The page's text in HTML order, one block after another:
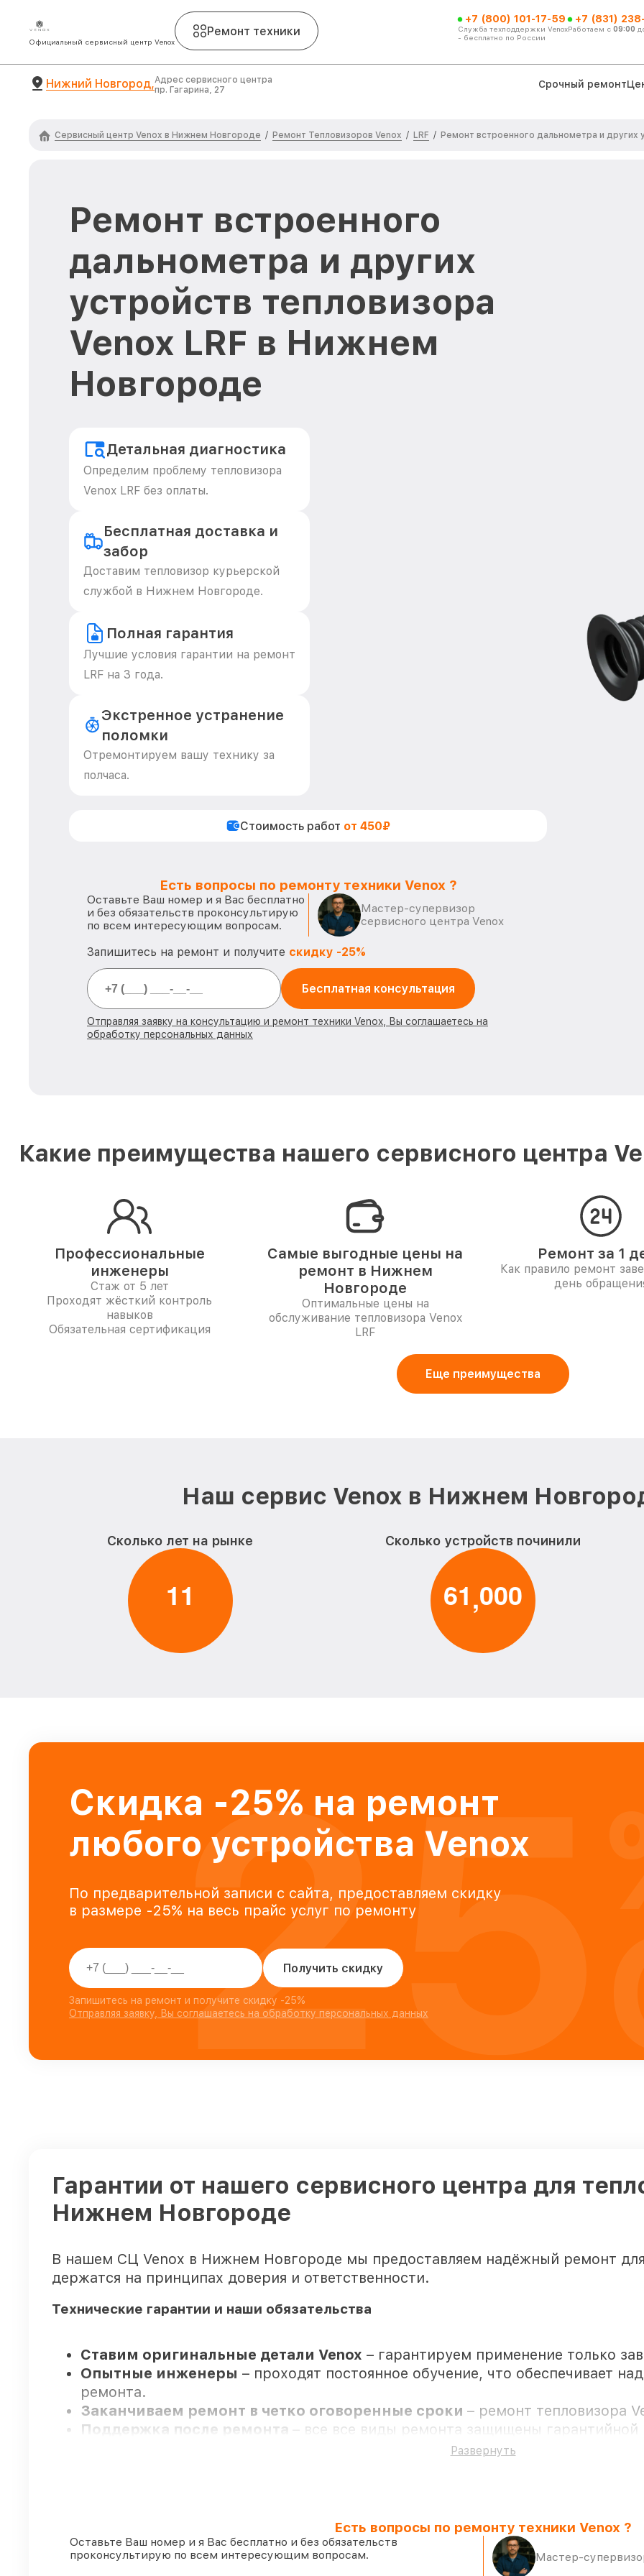
Официальный сервисный центр Venox
Ремонт техники
+7 (800) 101-17-59
Служба техподдержки Venox
- бесплатно по России
+7 (831)
Работаем с 09:00
Нижний Новгород,Адрес сервисного центра
пр. Гагарина, 27
Срочный ремонт
Сервисный центр Venox в Нижнем Новгороде / Ремонт Тепловизоров Venox / LRF / Ремонт встроенного дальнометра и других
Ремонт встроенного
дальнометра и других
устройств тепловизора
Venox LRF в Нижнем
Новгороде
Детальная диагностика
Определим проблему тепловизора
Venox LRF без оплаты.
Бесплатная доставка и
забор
Доставим тепловизор курьерской
службой в Нижнем Новгороде.
Полная гарантия
Лучшие условия гарантии на ремонт
LRF на 3 года.
Экстренное устранение
поломки
Отремонтируем вашу технику за
полчаса.
Стоимость работ от 450₽
Есть вопросы по ремонту техники Venox ?
Оставьте Ваш номер и я Вас бесплатно
и без обязательств проконсультирую
по всем интересующим вопросам.
Мастер-супервизор
сервисного центра Venox
Запишитесь на ремонт и получите скидку -25%
Бесплатная консультация
Отправляя заявку на консультацию и ремонт техники Venox, Вы соглашаетесь на
обработку персональных данных
Какие преимущества нашего сервисного центра
Профессиональные
инженеры
Стаж от 5 лет
Проходят жёсткий контроль
навыков
Обязательная сертификация
Самые выгодные цены на
ремонт в Нижнем
Новгороде
Оптимальные цены на
обслуживание тепловизора Venox
LRF
Ремонт за 1
Как правило ремонт
день
Еще преимущества
Наш сервис Venox в Нижнем
Сколько лет на рынке
11
Сколько устройств починили
61,000
Скидка -25% на ремонт
любого устройства Venox
По предварительной записи с сайта, предоставляем скидку
в размере -25% на весь прайс услуг по ремонту
Получить скидку
Запишитесь на ремонт и получите скидку -25%
Отправляя заявку, Вы соглашаетесь на обработку персональных данных
25
Гарантии от нашего сервисного центра для
Нижнем Новгороде
В нашем СЦ Venox в Нижнем Новгороде мы предоставляем надёжный ремонт
держатся на принципах доверия и ответственности.
Технические гарантии и наши обязательства
Ставим оригинальные детали Venox – гарантируем применение только
Опытные инженеры – проходят постоянное обучение, что обеспечивает
ремонта.
Заканчиваем ремонт в четко оговоренные сроки – ремонт тепловизора
Поддержка после ремонта
– все все виды ремонта защищены
заказов проводим в вашем присутствии
90%запчастей Venox имеются на складе в Нижнем Новгороде, остальные
Оригинальные комплектующие Venox и качественные аналоги– с
Развернуть
Есть вопросы по ремонту техники Venox ?
Оставьте Ваш номер и я Вас бесплатно и без обязательств
проконсультирую по всем интересующим вопросам.
Мастер-